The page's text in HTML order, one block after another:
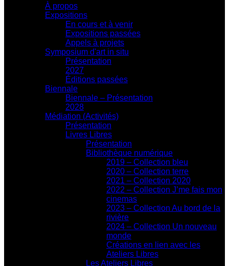
À propos
Expositions
En cours et à venir
Expositions passées
Appels à projets
Symposium d'art in situ
Présentation
2027
Éditions passées
Biennale
Biennale – Présentation
2028
Médiation (Activités)
Présentation
Livres Libres
Présentation
Bibliothèque numérique
2019 – Collection bleu
2020 – Collection terre
2021 – Collection 2020
2022 – Collection J’me fais mon
cinemas
2023 – Collection Au bord de la
rivière
2024 – Collection Un nouveau
monde
Créations en lien avec les
Ateliers Libres
Les Ateliers Libres